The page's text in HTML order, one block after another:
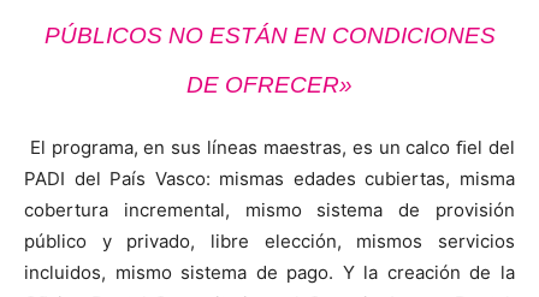
PÚBLICOS NO ESTÁN EN CONDICIONES
DE OFRECER»
El programa, en sus líneas maestras, es un calco ﬁel del
PADI del País Vasco: mismas edades cubiertas, misma
cobertura incremental, mismo sistema de provisión
público y privado, libre elección, mismos servicios
incluidos, mismo sistema de pago. Y la creación de la